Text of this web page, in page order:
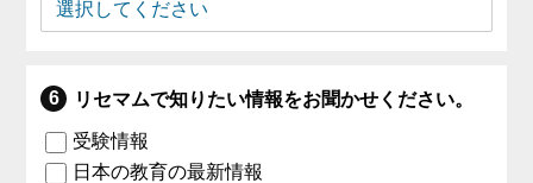
リセマムで知りたい情報をお聞かせください。
受験情報
日本の教育の最新情報